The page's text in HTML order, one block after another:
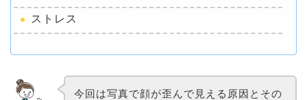
ストレス
今回は写真で顔が歪んで見える原因とその